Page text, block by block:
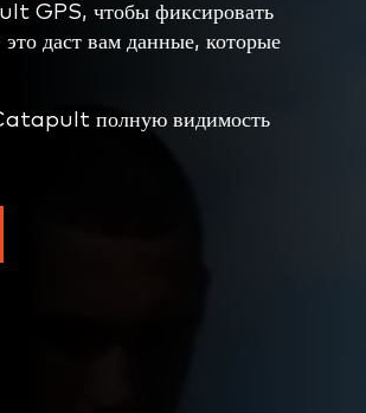
GPS, чтобы фиксировать
даст вам данные, которые
полную видимость